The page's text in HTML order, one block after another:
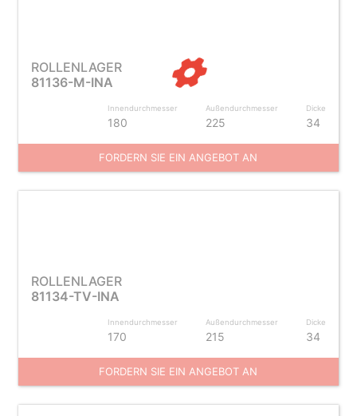
ROLLENLAGER
81136-M-INA
Innendurchmesser
180
Außendurchmesser
225
Dicke
34
FORDERN SIE EIN ANGEBOT AN
ROLLENLAGER
81134-TV-INA
Innendurchmesser
170
Außendurchmesser
215
Dicke
34
FORDERN SIE EIN ANGEBOT AN